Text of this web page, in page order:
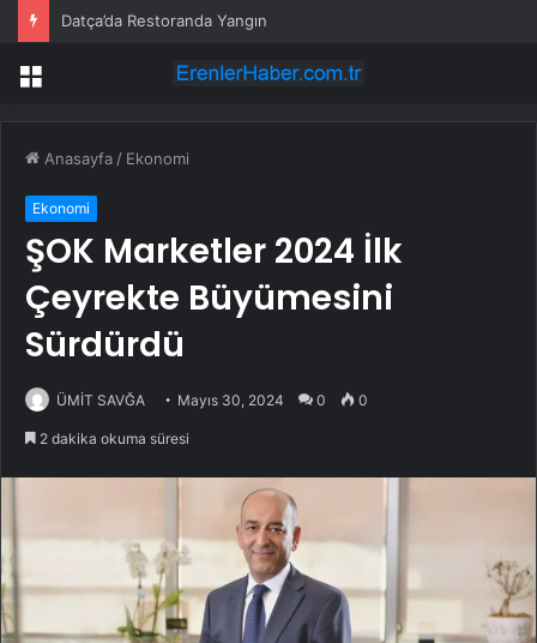
Datça’da Restoranda Yangın
Menü
Anasayfa / Ekonomi
Ekonomi
ŞOK Marketler 2024 İlk
Çeyrekte Büyümesini
Sürdürdü
ÜMİT SAVĞA Mayıs 30, 2024 0 0
2 dakika okuma süresi